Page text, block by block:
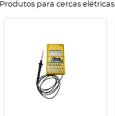
Produtos para cercas elétricas